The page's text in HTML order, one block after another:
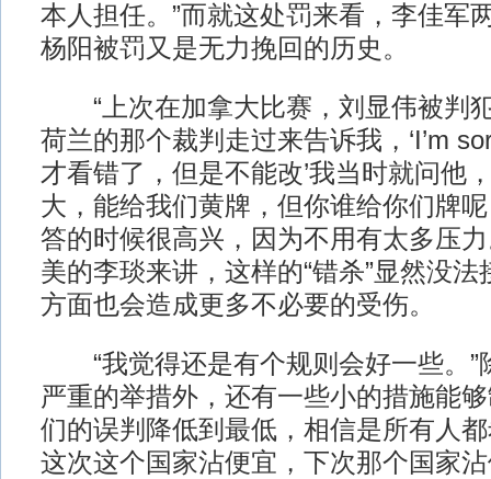
本人担任。”而就这处罚来看，李佳军
杨阳被罚又是无力挽回的历史。
“上次在加拿大比赛，刘显伟被判
荷兰的那个裁判走过来告诉我，‘I’m
才看错了，但是不能改’我当时就问他
大，能给我们黄牌，但你谁给你们牌呢
答的时候很高兴，因为不用有太多压
美的李琰来讲，这样的“错杀”显然没
方面也会造成更多不必要的受伤。
“我觉得还是有个规则会好一些。”
严重的举措外，还有一些小的措施能
们的误判降低到最低，相信是所有人
这次这个国家沾便宜，下次那个国家